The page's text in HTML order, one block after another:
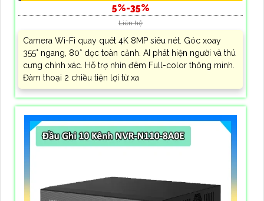
5%-35%
Liên hệ
Camera Wi-Fi quay quét 4K 8MP siêu nét. Góc xoay
355° ngang, 80° dọc toàn cảnh. AI phát hiện người và thú
cưng chính xác. Hỗ trợ nhìn đêm Full-color thông minh.
Đàm thoại 2 chiều tiện lợi từ xa